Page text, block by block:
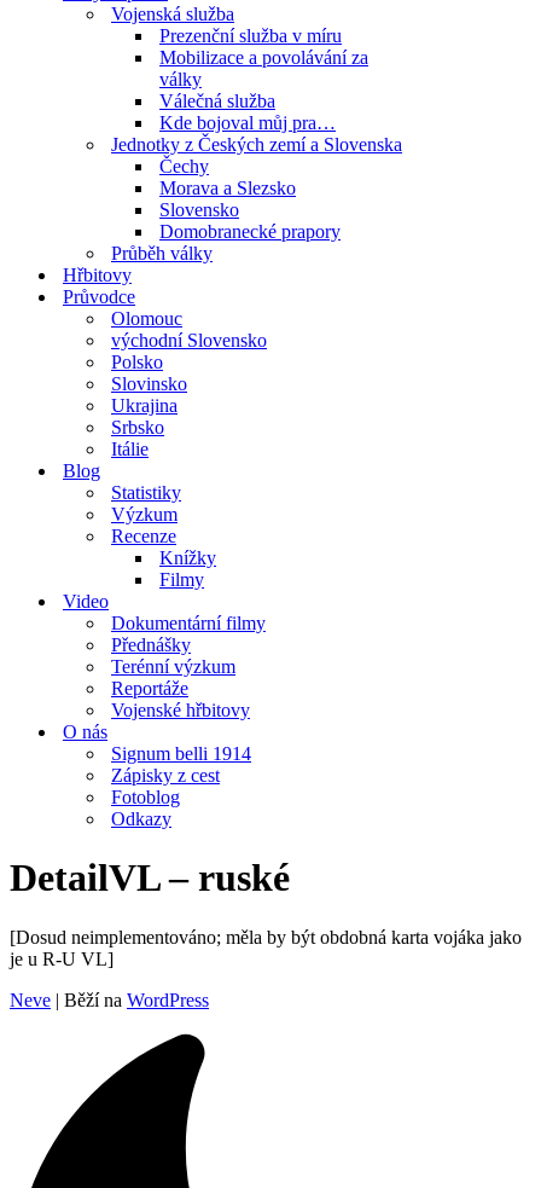
Vojenská služba
Prezenční služba v míru
Mobilizace a povolávání za
války
Válečná služba
Kde bojoval můj pra…
Jednotky z Českých zemí a Slovenska
Čechy
Morava a Slezsko
Slovensko
Domobranecké prapory
Průběh války
Hřbitovy
Průvodce
Olomouc
východní Slovensko
Polsko
Slovinsko
Ukrajina
Srbsko
Itálie
Blog
Statistiky
Výzkum
Recenze
Knížky
Filmy
Video
Dokumentární filmy
Přednášky
Terénní výzkum
Reportáže
Vojenské hřbitovy
O nás
Signum belli 1914
Zápisky z cest
Fotoblog
Odkazy
DetailVL – ruské
[Dosud neimplementováno; měla by být obdobná karta vojáka jako
je u R-U VL]
Neve | Běží na WordPress